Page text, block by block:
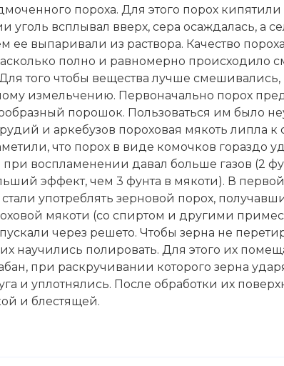
пороха. Для этого порох кипятили
уголь всплывал вверх, сера осаждалась, а
ее выпаривали из раствора. Качество
полно и равномерно происходило
Для того чтобы вещества лучше смешивались,
измельчению. Первоначально порох
порошок. Пользоваться им было
и аркебузов пороховая мякоть липла к
что порох в виде комочков гораздо
при воспламенении давал больше газов (2
эффект, чем 3 фунта в мякоти). В первой
употреблять зерновой порох,
мякоти (со спиртом и другими
через решето. Чтобы зерна не
научились полировать. Для этого их
при раскручивании которого зерна
и уплотнялись. После обработки их
и блестящей.
Порошок нітроцелюлози різних
Фото статьи: